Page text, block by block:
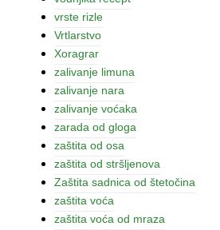
vrste rizle
Vrtlarstvo
Xoragrar
zalivanje limuna
zalivanje nara
zalivanje voćaka
zarada od gloga
zaštita od osa
zaštita od stršljenova
Zaštita sadnica od štetočina
zaštita voća
zaštita voća od mraza